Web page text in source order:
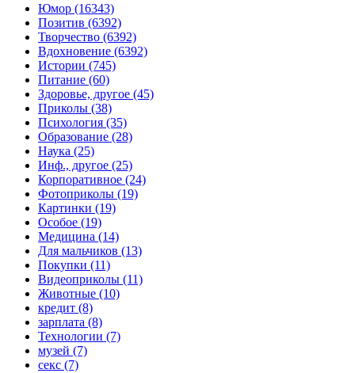
Юмор (16343)
Позитив (6392)
Творчество (6392)
Вдохновение (6392)
Истории (745)
Питание (60)
Здоровье, другое (45)
Приколы (38)
Психология (35)
Образование (28)
Наука (25)
Инф., другое (25)
Корпоративное (24)
Фотоприколы (19)
Картинки (19)
Особое (19)
Медицина (14)
Для мальчиков (13)
Покупки (11)
Видеоприколы (11)
Животные (10)
кредит (8)
зарплата (8)
Технологии (7)
музей (7)
секс (7)